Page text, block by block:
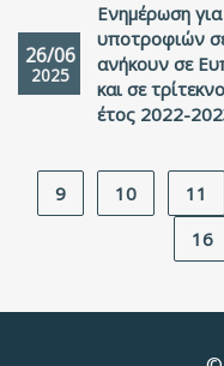
26/06
2025
Ενημέρωση
υποτροφιών
ανήκουν σε
και σε
έτος 2022-
9 10 11
16